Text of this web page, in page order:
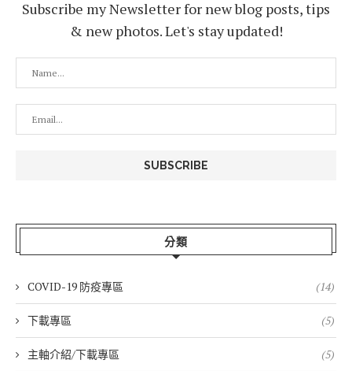
Subscribe my Newsletter for new blog posts, tips
& new photos. Let's stay updated!
分類
COVID-19 防疫專區 (14)
下載專區 (5)
主軸介紹/下載專區 (5)